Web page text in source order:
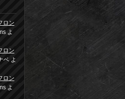
ロン
よ
ロン
ベよ
ロン
よ